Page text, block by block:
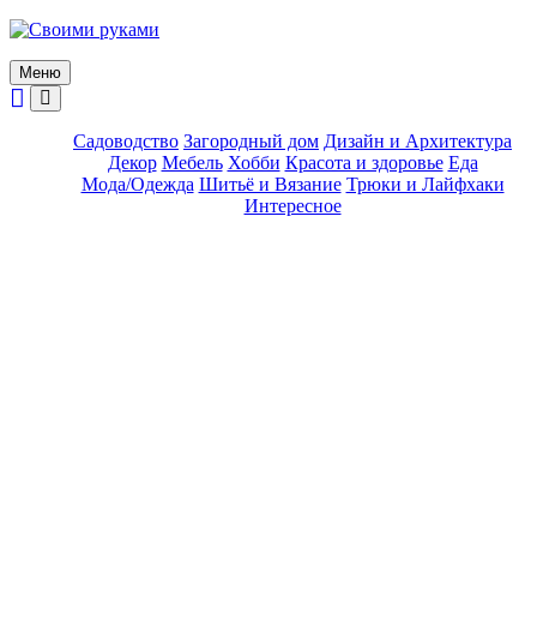
Skip
content
Меню
Садоводство Загородный дом Дизайн и Архитектура
Декор Мебель Хобби Красота и здоровье Еда
Мода/Одежда Шитьё и Вязание Трюки и Лайфхаки
Интересное